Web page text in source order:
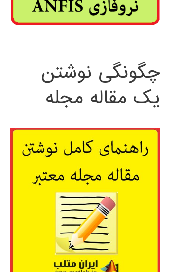
چگونگی نوشتن
یک مقاله مجله